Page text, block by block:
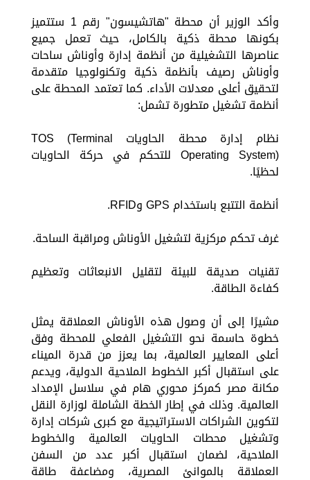
وأكد الوزير أن محطة "هاتشيسون" رقم 1 ستتميز
بكونها محطة ذكية بالكامل، حيث تعمل جميع
عناصرها التشغيلية من أنظمة إدارة وأوناش ساحات
وأوناش رصيف بأنظمة ذكية وتكنولوجيا متقدمة
لتحقيق أعلى معدلات الأداء. كما تعتمد المحطة على
أنظمة تشغيل متطورة تشمل:
نظام إدارة محطة الحاويات TOS (Terminal
Operating System) للتحكم في حركة الحاويات
لحظيًا.
أنظمة التتبع باستخدام GPS وRFID.
غرف تحكم مركزية لتشغيل الأوناش ومراقبة الساحة.
تقنيات صديقة للبيئة لتقليل الانبعاثات وتعظيم
كفاءة الطاقة.
مشيرًا إلى أن وصول هذه الأوناش العملاقة يمثل
خطوة حاسمة نحو التشغيل الفعلي للمحطة وفق
أعلى المعايير العالمية، بما يعزز من قدرة الميناء
على استقبال أكبر الخطوط الملاحية الدولية، ويدعم
مكانة مصر كمركز محوري هام في سلاسل الإمداد
العالمية. وذلك في إطار الخطة الشاملة لوزارة النقل
لتكوين الشراكات الاستراتيجية مع كبرى شركات إدارة
وتشغيل محطات الحاويات العالمية والخطوط
الملاحية، لضمان استقبال أكبر عدد من السفن
العملاقة بالموانئ المصرية، ومضاعفة طاقة